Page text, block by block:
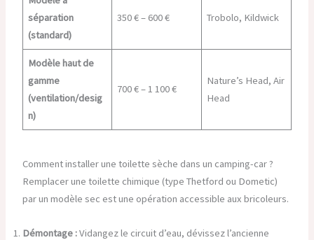
séparation
(standard)
350 € – 600 € Trobolo, Kildwick
Modèle haut de
gamme
(ventilation/desig
n)
700 € – 1 100 €
Nature’s Head, Air
Head
Comment installer une toilette sèche dans un camping-car ?
Remplacer une toilette chimique (type Thetford ou Dometic)
par un modèle sec est une opération accessible aux bricoleurs.
Démontage :Vidangez le circuit d’eau, dévissez l’ancienne